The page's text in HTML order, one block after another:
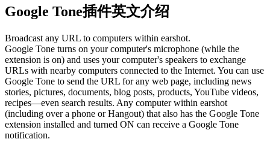
Google Tone插件英文介绍
Broadcast any URL to computers within earshot.
Google Tone turns on your computer's microphone (while the
extension is on) and uses your computer's speakers to exchange
URLs with nearby computers connected to the Internet. You can use
Google Tone to send the URL for any web page, including news
stories, pictures, documents, blog posts, products, YouTube videos,
recipes—even search results. Any computer within earshot
(including over a phone or Hangout) that also has the Google Tone
extension installed and turned ON can receive a Google Tone
notification.